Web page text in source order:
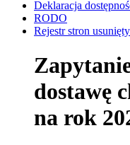
Deklaracja
RODO
Rejestr stron
dostawę
na rok